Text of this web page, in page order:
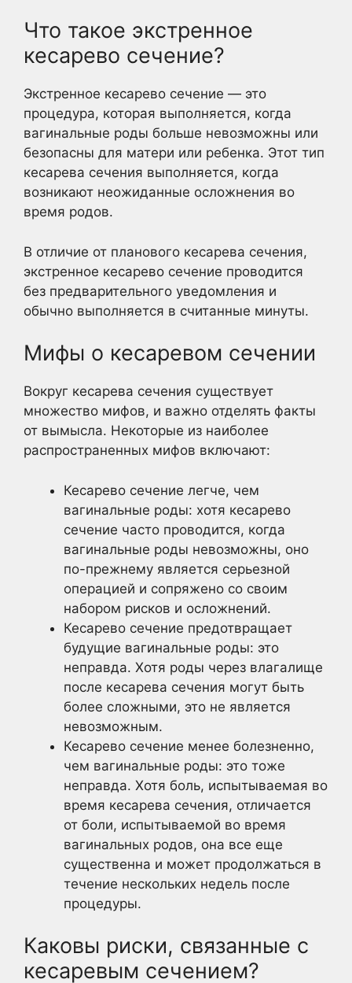
Что такое экстренное
кесарево сечение?
Экстренное кесарево сечение — это
процедура, которая выполняется, когда
вагинальные роды больше невозможны или
безопасны для матери или ребенка. Этот тип
кесарева сечения выполняется, когда
возникают неожиданные осложнения во
время родов.
В отличие от планового кесарева сечения,
экстренное кесарево сечение проводится
без предварительного уведомления и
обычно выполняется в считанные минуты.
Мифы о кесаревом сечении
Вокруг кесарева сечения существует
множество мифов, и важно отделять факты
от вымысла. Некоторые из наиболее
распространенных мифов включают:
Кесарево сечение легче, чем
вагинальные роды: хотя кесарево
сечение часто проводится, когда
вагинальные роды невозможны, оно
по-прежнему является серьезной
операцией и сопряжено со своим
набором рисков и осложнений.
Кесарево сечение предотвращает
будущие вагинальные роды: это
неправда. Хотя роды через влагалище
после кесарева сечения могут быть
более сложными, это не является
невозможным.
Кесарево сечение менее болезненно,
чем вагинальные роды: это тоже
неправда. Хотя боль, испытываемая во
время кесарева сечения, отличается
от боли, испытываемой во время
вагинальных родов, она все еще
существенна и может продолжаться в
течение нескольких недель после
процедуры.
Каковы риски, связанные с
кесаревым сечением?